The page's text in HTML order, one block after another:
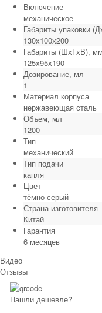
Включение
механическое
Габариты упаковки
130х100х200
Габариты (ШхГхВ), мм
125х95х190
Дозирование, мл
1
Материал корпуса
нержавеющая сталь
Объем, мл
1200
Тип
механический
Тип подачи
капля
Цвет
тёмно-серый
Страна изготовителя
Китай
Гарантия
6 месяцев
Видео
Отзывы
Нашли дешевле?